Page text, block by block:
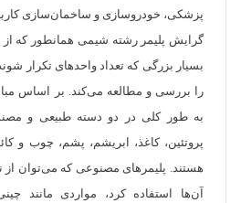
پزشکی، خودروسازی و ساخمان‌سازی
گرایش پلیمر رشته شیمی همانطور که از
بسیار بزرگی که تعداد واحدهای تکرار
را بررسی و مطالعه می‌کند. بر اساس
به طور کلی در دو دسته طبیعی و
پروتئین، کاغذ، ابریشم، پشم، چوب و
هستند. پلیمرهای مصنوعی که می‌توان از
آن‌ها استفاده کرد، مواردی مانند